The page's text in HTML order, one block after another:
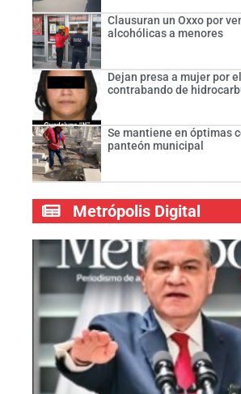
Clausuran un Oxxo por
alcohólicas a menores
Dejan presa a mujer por
contrabando de
Se mantiene en óptimas
panteón municipal
Metrópolis Digital